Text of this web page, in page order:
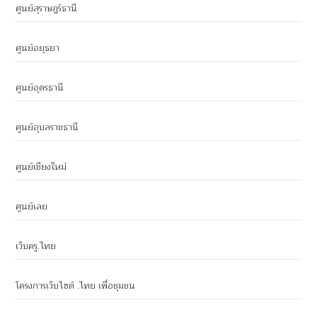
ศูนย์สุราษฎร์ธานี
ศูนย์อยุธยา
ศูนย์อุดรธานี
ศูนย์อุบลราชธานี
ศูนย์เชียงใหม่
ศูนย์เลย
เว็บครู.ไทย
โครงการเว็บไซต์ .ไทย เพื่อชุมชน